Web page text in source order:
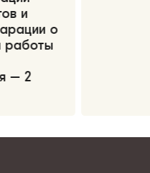
и
о
работы
– 2